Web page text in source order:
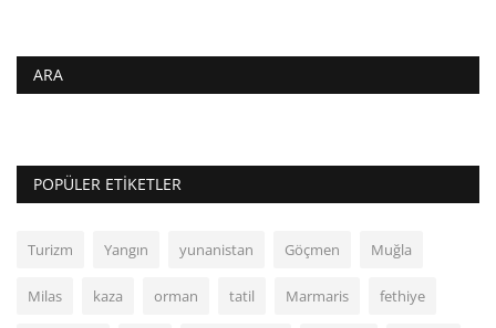
ARA
POPÜLER ETIKETLER
Turizm Yangın yunanistan Göçmen Muğla
Milas kaza orman tatil Marmaris fethiye